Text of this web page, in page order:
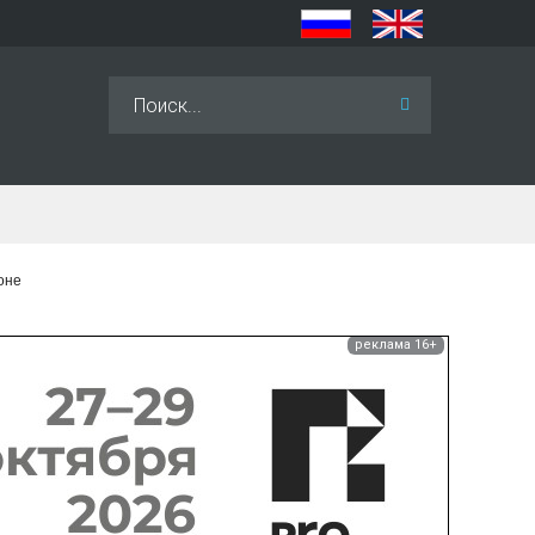
реклама 16+